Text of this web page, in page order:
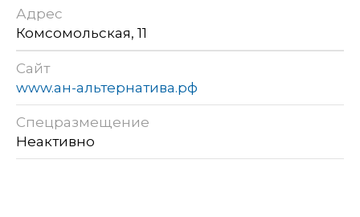
Адрес
Комсомольская, 11
Сайт
www.ан-альтернатива.рф
Спецразмещение
Неактивно